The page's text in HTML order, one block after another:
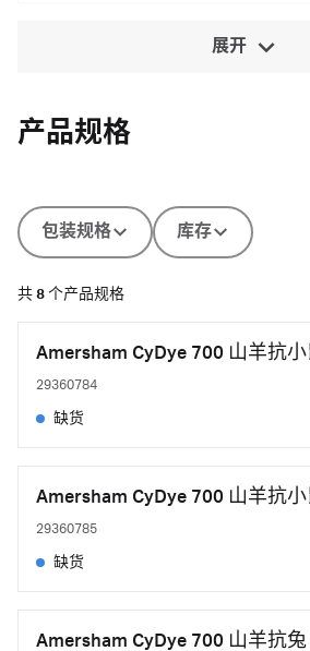
展开
产品规格
包装规格 库存
共 8 个产品规格
Amersham CyDye 700 山羊抗小
29360784
缺货
Amersham CyDye 700 山羊抗小
29360785
缺货
Amersham CyDye 700 山羊抗兔